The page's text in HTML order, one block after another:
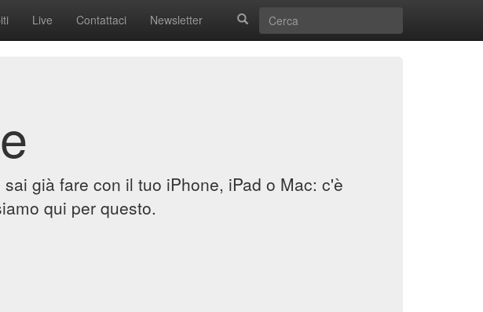
Live Contattaci Newsletter
già fare con il tuo iPhone, iPad o Mac: c'è
qui per questo.